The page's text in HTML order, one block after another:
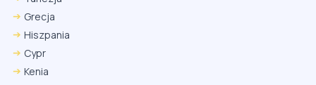
Grecja
Hiszpania
Cypr
Kenia